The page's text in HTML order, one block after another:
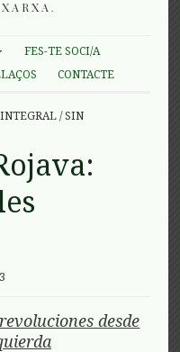
FES-TE SOCI/A
CONTACTE
/SIN
desde